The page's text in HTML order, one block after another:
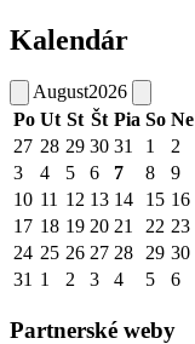
Kalendár
August2026
Po Ut St Št Pia So Ne
27 28 29 30 31 1
2
3
4 5 6 7 8
9
10 11 12 13 14 15 16
17 18 19 20 21 22 23
24 25 26 27 28 29 30
31 1 2 3 4 5 6
Partnerské weby